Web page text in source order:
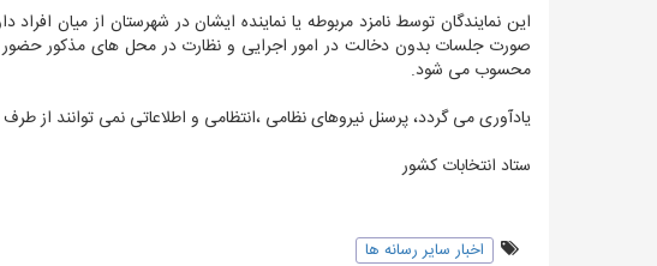
این نمایندگان توسط نامزد مربوطه یا نماینده ایشان در شهرستان از میان
صورت جلسات بدون دخالت در امور اجرایی و نظارت در محل های مذکور حضور
محسوب می شود.
یادآوری می گردد، پرسنل نیروهای نظامی ،انتظامی و اطلاعاتی نمی توانند از
ستاد انتخابات کشور
اخبار سایر رسانه ها